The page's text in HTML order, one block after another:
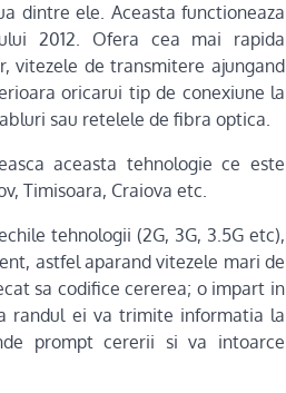
dintre ele. Aceasta functioneaza
2012. Ofera cea mai rapida
vitezele de transmitere ajungand
oricarui tip de conexiune la
sau retelele de fibra optica.
aceasta tehnologie ce este
Timisoara, Craiova etc.
tehnologii (2G, 3G, 3.5G etc),
astfel aparand vitezele mari de
sa codifice cererea; o impart in
randul ei va trimite informatia la
prompt cererii si va intoarce